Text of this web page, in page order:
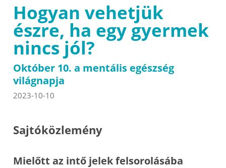
Hogyan vehetjük
észre, ha egy gyermek
nincs jól?
Október 10. a mentális egészség
világnapja
2023-10-10
Sajtóközlemény
Mielőtt az intő jelek felsorolásába